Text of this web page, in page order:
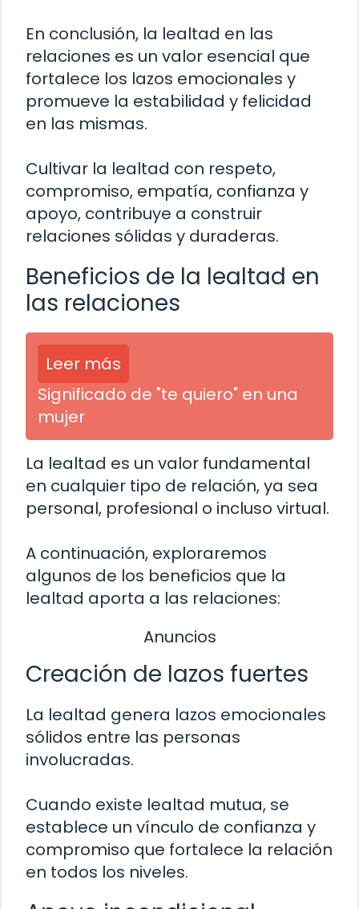
En conclusión, la lealtad en las
relaciones es un valor esencial que
fortalece los lazos emocionales y
promueve la estabilidad y felicidad
en las mismas.
Cultivar la lealtad con respeto,
compromiso, empatía, confianza y
apoyo, contribuye a construir
relaciones sólidas y duraderas.
Beneficios de la lealtad en
las relaciones
Leer más
Significado de "te quiero" en una
mujer
La lealtad es un valor fundamental
en cualquier tipo de relación, ya sea
personal, profesional o incluso virtual.
A continuación, exploraremos
algunos de los beneficios que la
lealtad aporta a las relaciones:
Anuncios
Creación de lazos fuertes
La lealtad genera lazos emocionales
sólidos entre las personas
involucradas.
Cuando existe lealtad mutua, se
establece un vínculo de confianza y
compromiso que fortalece la relación
en todos los niveles.